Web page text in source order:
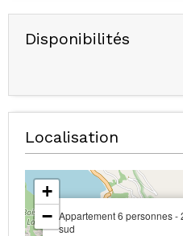
Disponibilités
Localisation
Appartement 6 personnes -
sud
+
−